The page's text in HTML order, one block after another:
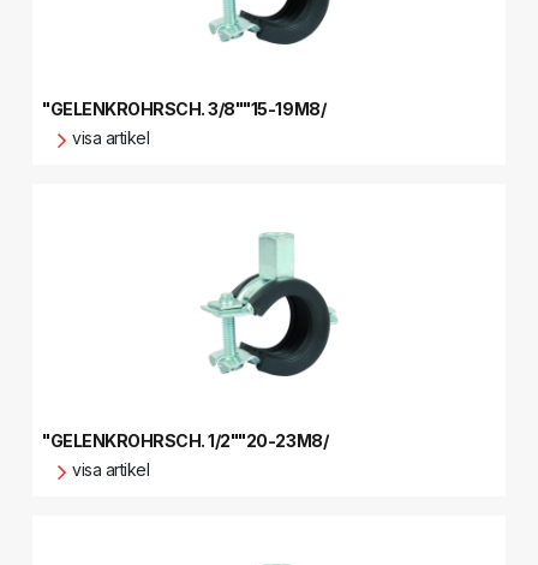
"GELENKROHRSCH. 3/8""15-19M8/
visa artikel
"GELENKROHRSCH. 1/2""20-23M8/
visa artikel